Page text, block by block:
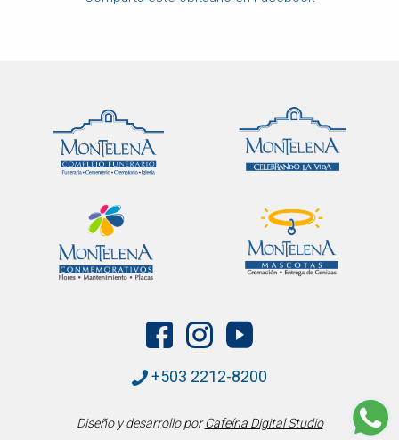
+503 2212-8200
Diseño y desarrollo porCafeína Digital Studio